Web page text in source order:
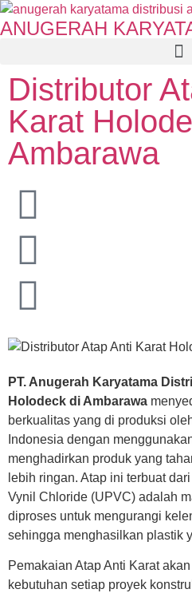
ANUGERAH
Distributor
Karat
Ambarawa
PT. Anugerah Karyatama
Holodeck di Ambarawa
berkualitas yang di produksi
Indonesia dengan
menghadirkan produk yang
lebih ringan. Atap ini terbuat
Vynil Chloride (UPVC) adalah
diproses untuk mengurangi
sehingga menghasilkan plastik
Pemakaian Atap Anti Karat
kebutuhan setiap proyek